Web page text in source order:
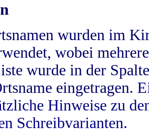
wurden im
wobei
wurde in der
eingetragen.
Hinweise zu
Schreibvarianten.